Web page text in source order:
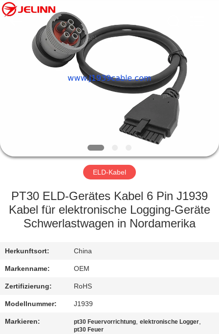
HAUS
PRODUKTE
FABRIK-
QUALITÄTSKONTROLLE
SIE
MIT
UNS
IN
VERBINDUNG
©
2018
ELD-Kabel
PT30 ELD-Gerätes Kabel 6 Pin J1939
Kabel für elektronische Logging-Geräte
Schwerlastwagen in Nordamerika
Herkunftsort: China
Markenname: OEM
Zertifizierung: RoHS
Modellnummer: J1939
Markieren: pt30 Feuervorrichtung,elektronische Logger,
pt30 Feuer